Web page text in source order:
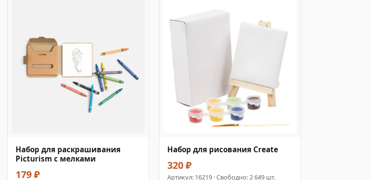
Набор для раскрашивания
Picturism с мелками
179 ₽
Набор для рисования Create
320 ₽
Артикул: 16219 · Свободно: 2 649 шт.